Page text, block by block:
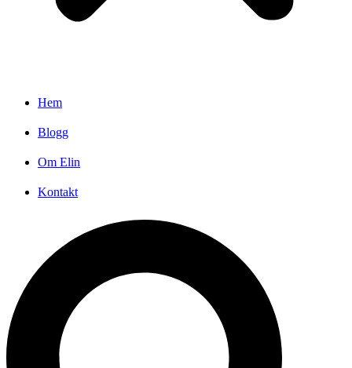
Hem
Blogg
Om Elin
Kontakt